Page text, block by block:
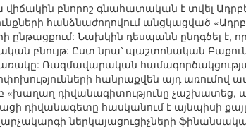
վիճակին բնորոշ գնահատական է տվել
հանձնաժողովում անցկացված
ընթացքում: Նախկին դեսպանն ընդգծել է,
բնույթ: Ըստ նրա՝ պաշտոնական
Ռազմավարական
հանրաքվեն այդ առումով
«խաղաղ դիվանագիտությունը չաշխատեց,
հասկանում է այնպիսի
ներկայացուցիչների